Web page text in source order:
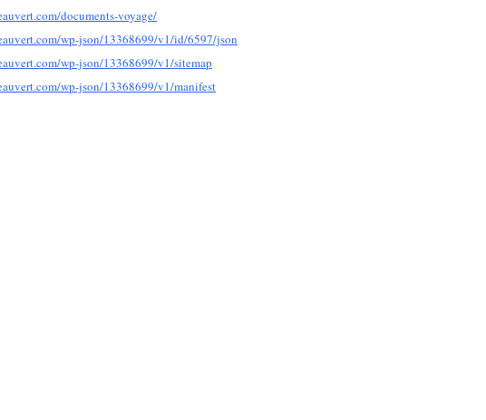
documents-voyage/
wp-json/13368699/v1/id/6597/json
wp-json/13368699/v1/sitemap
wp-json/13368699/v1/manifest